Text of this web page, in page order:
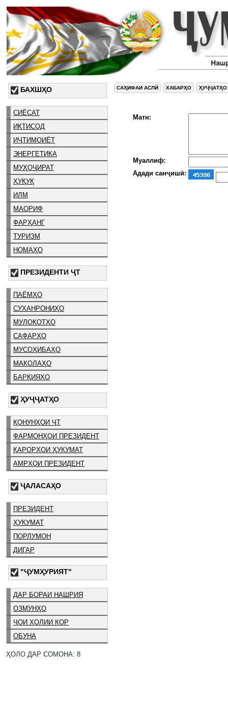
БАХШҲО
СИЁСАТ
ИҚТИСОД
ИҶТИМОИЁТ
ЭНЕРГЕТИКА
МУҲОҶИРАТ
ҲУҚУҚ
ИЛМ
МАОРИФ
ФАРҲАНГ
ТУРИЗМ
НОМАҲО
ПРЕЗИДЕНТИ ҶТ
ПАЁМҲО
СУХАНРОНИҲО
МУЛОҚОТҲО
САФАРҲО
МУСОҲИБАҲО
МАҚОЛАҲО
БАРҚИЯҲО
ҲУҶҶАТҲО
ҚОНУНҲОИ ҶТ
ФАРМОНҲОИ ПРЕЗИДЕНТ
ҚАРОРҲОИ ҲУКУМАТ
АМРҲОИ ПРЕЗИДЕНТ
ҶАЛАСАҲО
ПРЕЗИДЕНТ
ҲУКУМАТ
ПОРЛУМОН
ДИГАР
"ҶУМҲУРИЯТ"
ДАР БОРАИ НАШРИЯ
ОЗМУНҲО
ҶОИ ХОЛИИ КОР
ОБУНА
ҲОЛО ДАР СОМОНА: 8
САҲИФАИ АСЛӢ ХАБАРҲО ҲУҶҶАТҲО
Матн:
Муаллиф:
Адади санҷишӣ: